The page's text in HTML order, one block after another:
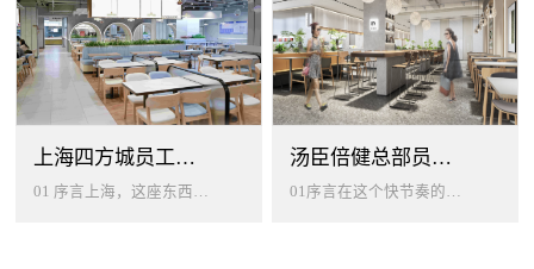
上海四方城员工美食餐厅设计
01 序言上海，这座东西方文化交汇的国际大都市，以其独特的魅力吸引着世界各地的人才。历史与现代、传统与创新在这里交织碰撞...
汤臣倍健总部员工餐厅设计
01序言在这个快节奏的时代工作压力如同无形的紧箍让大家的生活几乎被工作填满现代企业也越来越重视员工的身心健康所以我们始终...